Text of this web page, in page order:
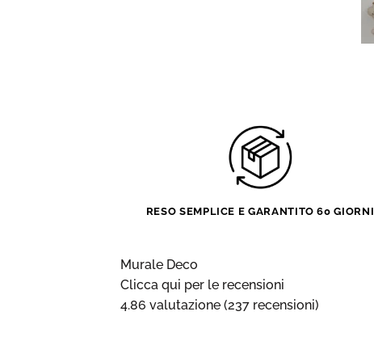
RESO SEMPLICE E GARANTITO 60 GIORNI
Murale Deco
Clicca qui per le recensioni
4.86 valutazione (237 recensioni)